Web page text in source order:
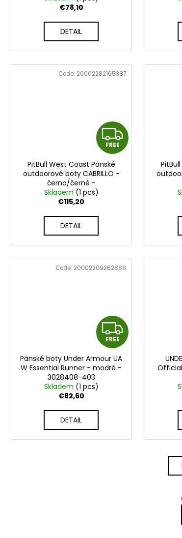
€78,10
DETAIL
F
R
FREE
PitBull West Coast Pánské
outdoorové boty CABRILLO -
černo/černé -
PWC_BTCABRILLO_BLK
Skladem (1 pcs)
€115,20
DETAIL
Code: 20002282165387
F
R
FREE
Pánské boty Under Armour UA
W Essential Runner - modré -
3028408-403
Skladem (1 pcs)
€82,60
DETAIL
Code: 20002209262888